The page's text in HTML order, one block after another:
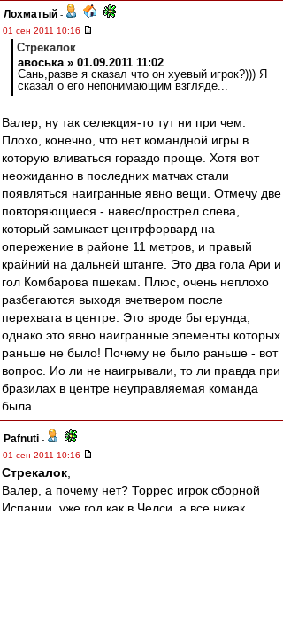
Лохматый -
01 сен 2011 10:16
Стрекалок
авоська » 01.09.2011 11:02
Сань,разве я сказал что он хуевый игрок?))) Я
сказал о его непонимающим взгляде...
Валер, ну так селекция-то тут ни при чем.
Плохо, конечно, что нет командной игры в
которую вливаться гораздо проще. Хотя вот
неожиданно в последних матчах стали
появляться наигранные явно вещи. Отмечу две
повторяющиеся - навес/прострел слева,
который замыкает центрфорвард на
опережение в районе 11 метров, и правый
крайний на дальней штанге. Это два гола Ари и
гол Комбарова пшекам. Плюс, очень неплохо
разбегаются выходя вчетвером после
перехвата в центре. Это вроде бы ерунда,
однако это явно наигранные элементы которых
раньше не было! Почему не было раньше - вот
вопрос. Ио ли не наигрывали, то ли правда при
бразилах в центре неуправляемая команда
была.
Pafnuti -
01 сен 2011 10:16
Стрекалок
Валер, а почему нет? Торрес игрок сборной
Испании, уже год как в Челси, а все никак...